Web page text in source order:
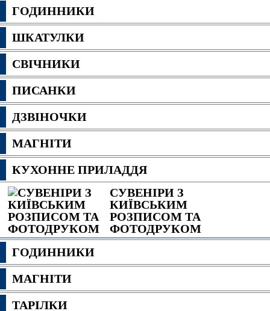
ГОДИННИКИ
ШКАТУЛКИ
СВІЧНИКИ
ПИСАНКИ
ДЗВІНОЧКИ
МАГНІТИ
КУХОННЕ ПРИЛАДДЯ
СУВЕНІРИ З
КИЇВСЬКИМ
РОЗПИСОМ ТА
ФОТОДРУКОМ
ГОДИННИКИ
МАГНІТИ
ТАРІЛКИ